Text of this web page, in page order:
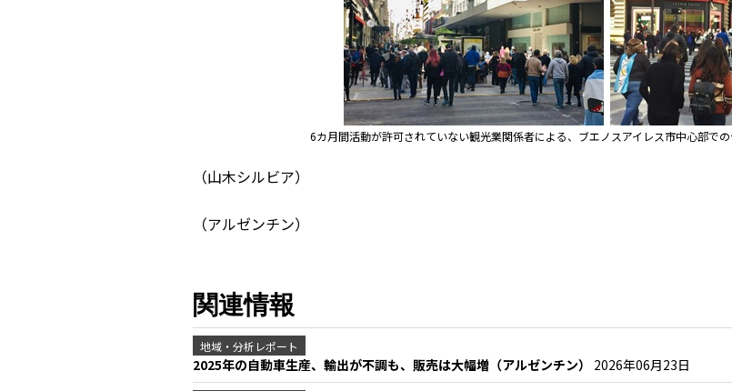
6カ月間活動が許可されていない観光業関係者による、ブエノスアイレス市中心部で
（山木シルビア）
（アルゼンチン）
関連情報
地域・分析レポート
2025年の自動車生産、輸出が不調も、販売は大幅増（アルゼンチン） 2026年06月23日